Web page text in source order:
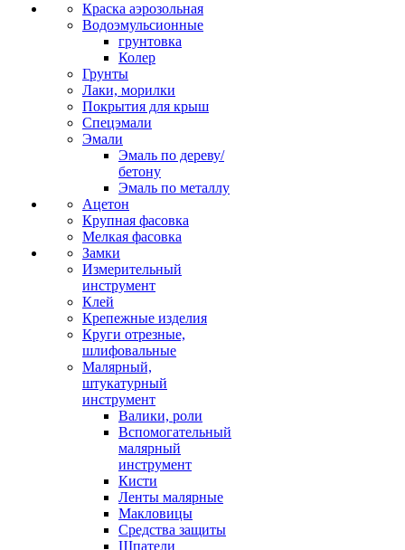
Краска аэрозольная
Водоэмульсионные
грунтовка
Колер
Грунты
Лаки, морилки
Покрытия для крыш
Спецэмали
Эмали
Эмаль по дереву/
бетону
Эмаль по металлу
Ацетон
Крупная фасовка
Мелкая фасовка
Замки
Измерительный
инструмент
Клей
Крепежные изделия
Круги отрезные,
шлифовальные
Малярный,
штукатурный
инструмент
Валики, роли
Вспомогательный
малярный
инструмент
Кисти
Ленты малярные
Макловицы
Средства защиты
Шпатели